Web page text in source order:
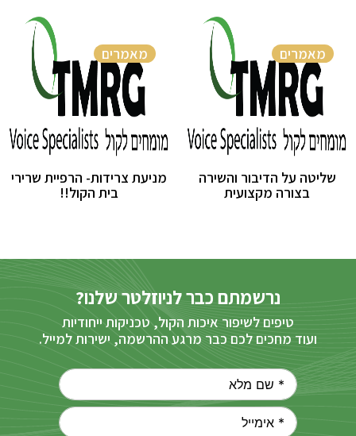
מאמרים
שליטה על הדיבור והשירה
בצורה מקצועית
מאמרים
מניעת צרידות- הרפיית שרירי
בית הקול!!
נרשמתם כבר לניוזלטר שלנו?
טיפים לשיפור איכות הקול, טכניקות ייחודיות
ועוד מחכים לכם כבר מרגע ההרשמה, ישירות למייל.